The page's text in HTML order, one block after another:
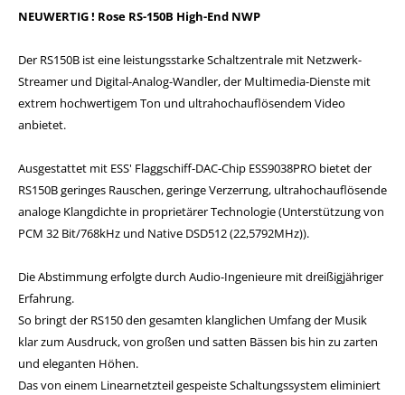
NEUWERTIG ! Rose RS-150B High-End NWP
Der RS150B ist eine leistungsstarke Schaltzentrale mit Netzwerk-
Streamer und Digital-Analog-Wandler, der Multimedia-Dienste mit
extrem hochwertigem Ton und ultrahochauflösendem Video
anbietet.
Ausgestattet mit ESS' Flaggschiff-DAC-Chip ESS9038PRO bietet der
RS150B geringes Rauschen, geringe Verzerrung, ultrahochauflösende
analoge Klangdichte in proprietärer Technologie (Unterstützung von
PCM 32 Bit/768kHz und Native DSD512 (22,5792MHz)).
Die Abstimmung erfolgte durch Audio-Ingenieure mit dreißigjähriger
Erfahrung.
So bringt der RS150 den gesamten klanglichen Umfang der Musik
klar zum Ausdruck, von großen und satten Bässen bis hin zu zarten
und eleganten Höhen.
Das von einem Linearnetzteil gespeiste Schaltungssystem eliminiert